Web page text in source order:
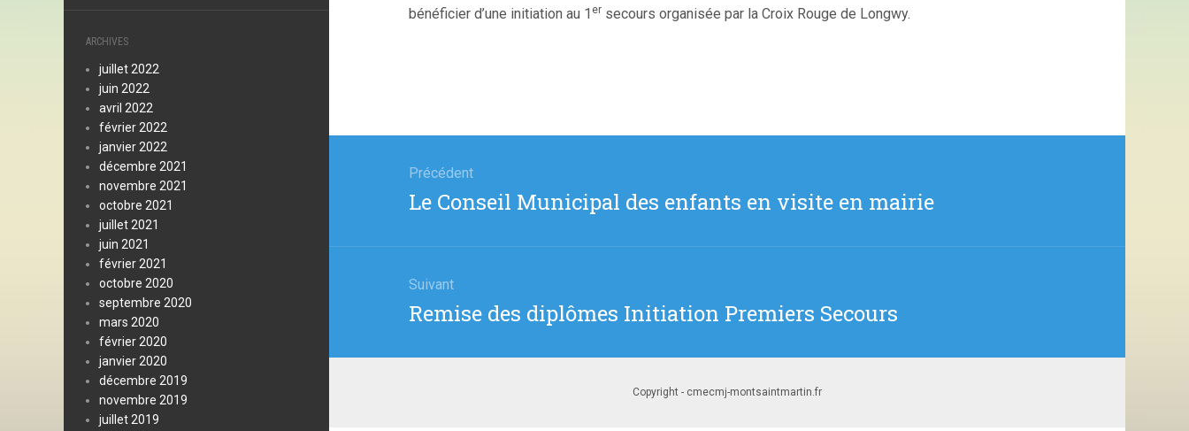
ARCHIVES
juillet 2022
juin 2022
avril 2022
février 2022
janvier 2022
décembre 2021
novembre 2021
octobre 2021
juillet 2021
juin 2021
février 2021
octobre 2020
septembre 2020
mars 2020
février 2020
janvier 2020
décembre 2019
novembre 2019
juillet 2019
bénéficier d’une initiation au 1 er secours organisée par la Croix Rouge de Longwy.
l’article
Précédent
Article
Le Conseil Municipal des enfants en visite en mairie
Suivant
Article
Remise des diplômes Initiation Premiers Secours
Copyright - cmecmj-montsaintmartin.fr